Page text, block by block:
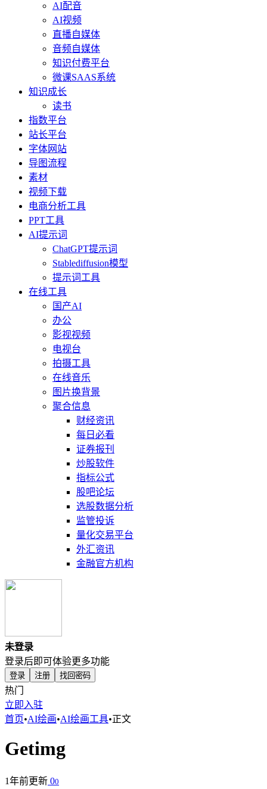
AI配音
AI视频
直播自媒体
音频自媒体
知识付费平台
微课SAAS系统
知识成长
读书
指数平台
站长平台
字体网站
导图流程
素材
视频下载
电商分析工具
PPT工具
AI提示词
ChatGPT提示词
Stablediffusion模型
提示词工具
在线工具
国产AI
办公
影视视频
电视台
拍摄工具
在线音乐
图片换背景
聚合信息
财经资讯
每日必看
证券报刊
炒股软件
指标公式
股吧论坛
选股数据分析
监管投诉
量化交易平台
外汇资讯
金融官方机构
未登录
登录后即可体验更多功能
登录 注册 找回密码
热门
立即入驻
首页•AI绘画•AI绘画工具•正文
Getimg
1年前更新 00